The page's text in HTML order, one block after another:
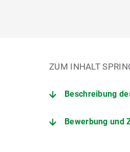
ZUM INHALT
Beschreibung
Bewerbung und